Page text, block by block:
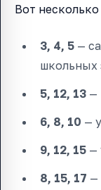
Вот
3, 4, 5 —
школьных
5, 12, 13 —
6, 8, 10 —
9, 12, 15 —
8, 15, 17 —